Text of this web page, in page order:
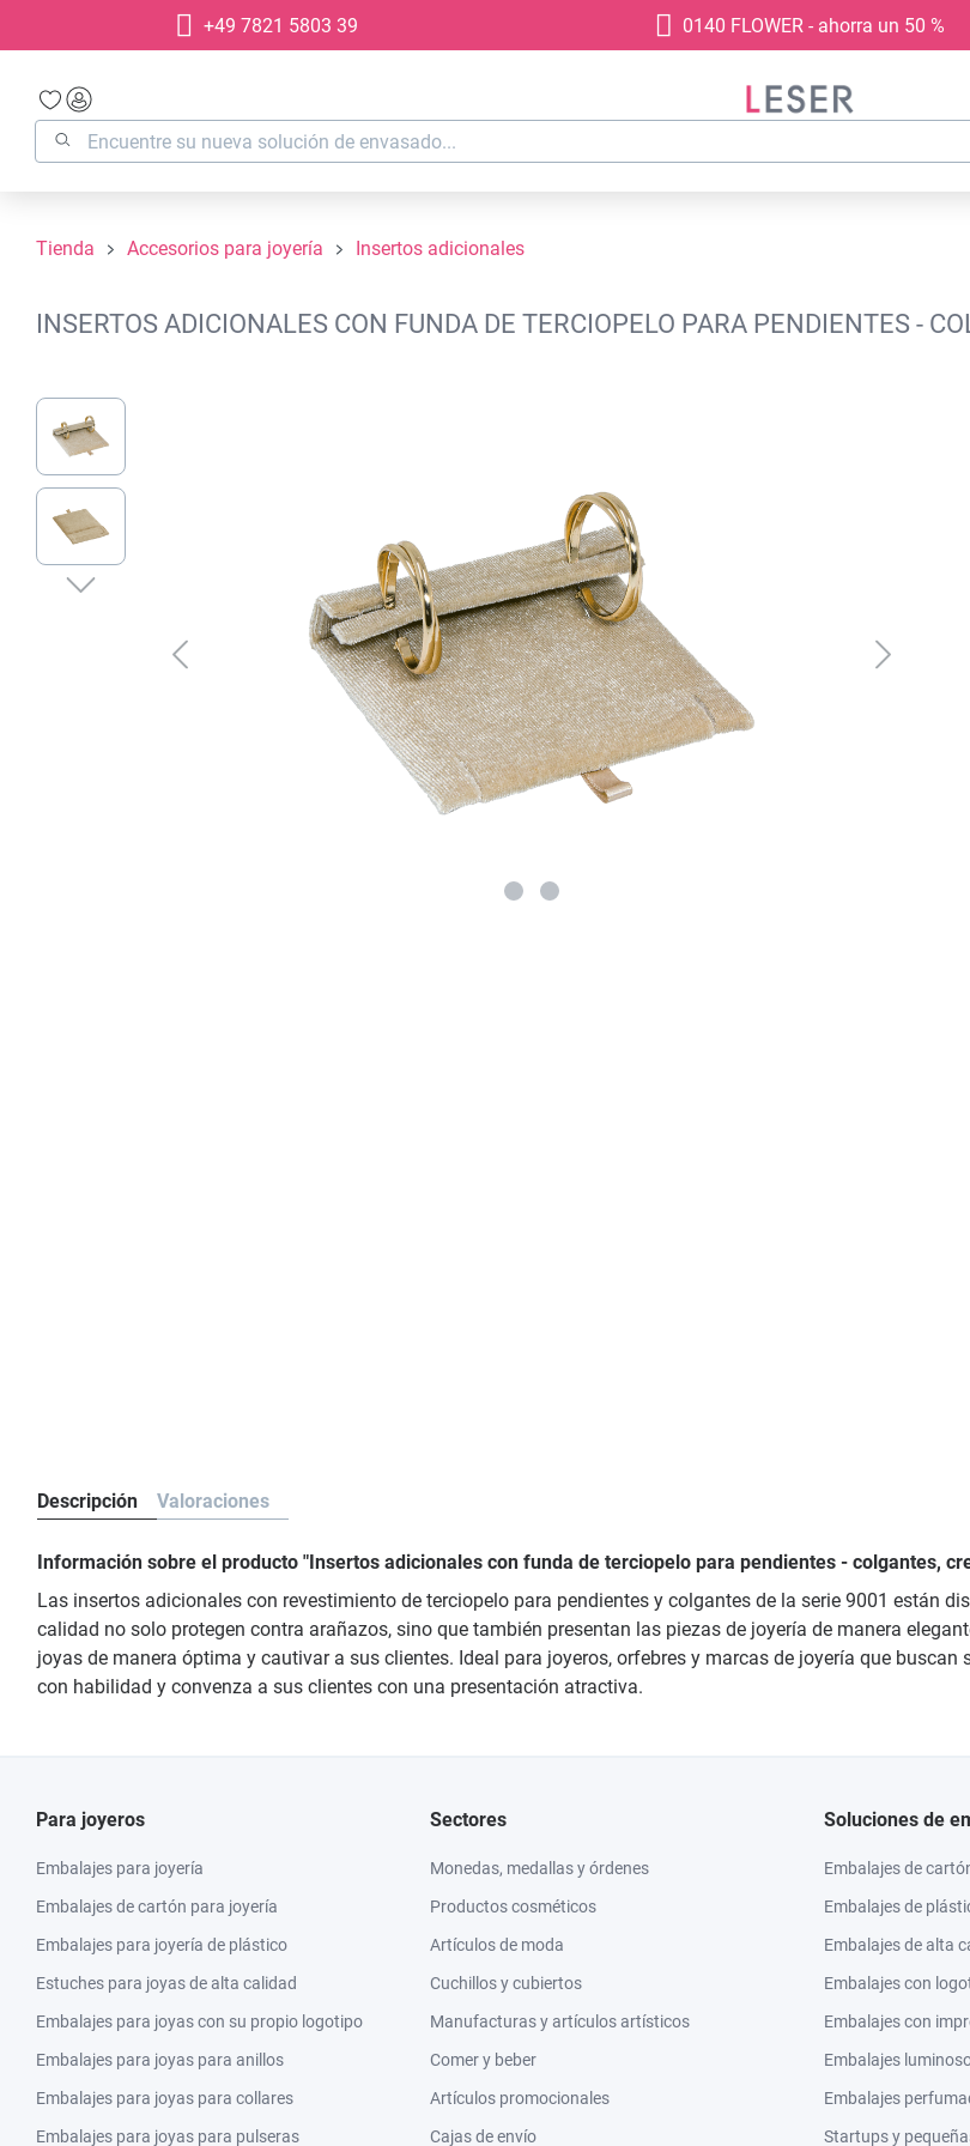
Saltar a la navegación principal
+49 7821 5803 39 0140 FLOWER - ahorra un 50 %
Tienda Accesorios para joyería Insertos adicionales
INSERTOS ADICIONALES CON FUNDA DE TERCIOPELO PARA PENDIENTES -
Omitir galería de imágenes
Descripción Valoraciones
Información sobre el producto "Insertos adicionales con funda de terciopelo para pendientes - colgantes,
Las insertos adicionales con revestimiento de terciopelo para pendientes y colgantes de la serie 9001 están
calidad no solo protegen contra arañazos, sino que también presentan las piezas de joyería de manera
joyas de manera óptima y cautivar a sus clientes. Ideal para joyeros, orfebres y marcas de joyería que
con habilidad y convenza a sus clientes con una presentación atractiva.
Para joyeros
Embalajes para joyería
Embalajes de cartón para joyería
Embalajes para joyería de plástico
Estuches para joyas de alta calidad
Embalajes para joyas con su propio logotipo
Embalajes para joyas para anillos
Embalajes para joyas para collares
Embalajes para joyas para pulseras
Sectores
Monedas, medallas y órdenes
Productos cosméticos
Artículos de moda
Cuchillos y cubiertos
Manufacturas y artículos artísticos
Comer y beber
Artículos promocionales
Cajas de envío
Soluciones de
Embalajes de
Embalajes de
Embalajes de alta
Embalajes con
Embalajes con
Embalajes
Embalajes
Startups y